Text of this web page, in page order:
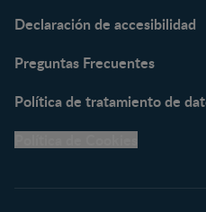
NESCARE®
Herramientas
Declaración de accesibilidad
Preguntas Frecuentes
Política de tratamiento de